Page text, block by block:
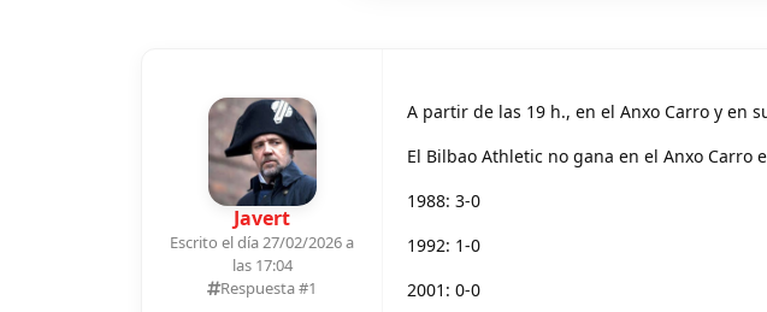
Javert
Escrito el día 27/02/2026 a
las 17:04
Respuesta #1
A partir de las 19 h., en el Anxo Carro y en
El Bilbao Athletic no gana en el Anxo Carro
1988: 3-0
1992: 1-0
2001: 0-0